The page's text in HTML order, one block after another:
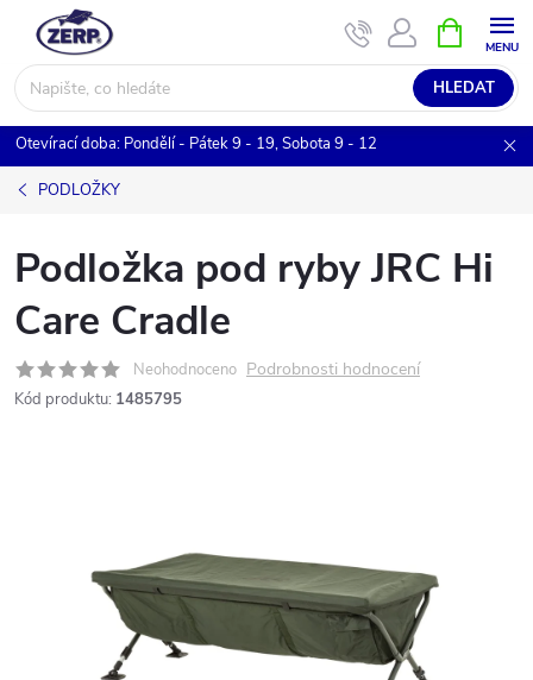
obsah
HLEDAT
NÁKUPNÍ
KOŠÍK
Otevírací doba: Pondělí - Pátek 9 - 19, Sobota 9 - 12
PODLOŽKY
Podložka pod ryby JRC Hi
Care Cradle
Neohodnoceno Podrobnosti hodnocení
Kód produktu: 1485795